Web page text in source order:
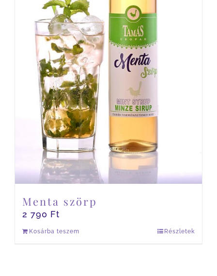
Menta szörp
2 790 Ft
Kosárba teszem Részletek